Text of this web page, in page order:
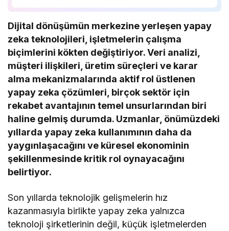
süreçlerinde önemli bir rol oynayan yapay zeka,
Uzmanlar, bu teknolojinin önümüzdeki yıllarda
daha da yaygınlaşarak…
Dijital dönüşümün merkezine yerleşen yapay
zeka teknolojileri, işletmelerin çalışma
biçimlerini kökten değiştiriyor. Veri analizi,
müşteri ilişkileri, üretim süreçleri ve karar
alma mekanizmalarında aktif rol üstlenen
yapay zeka çözümleri, birçok sektör için
rekabet avantajının temel unsurlarından biri
haline gelmiş durumda. Uzmanlar, önümüzdeki
yıllarda yapay zeka kullanımının daha da
yaygınlaşacağını ve küresel ekonominin
şekillenmesinde kritik rol oynayacağını
belirtiyor.
Son yıllarda teknolojik gelişmelerin hız
kazanmasıyla birlikte yapay zeka yalnızca
teknoloji şirketlerinin değil, küçük işletmelerden